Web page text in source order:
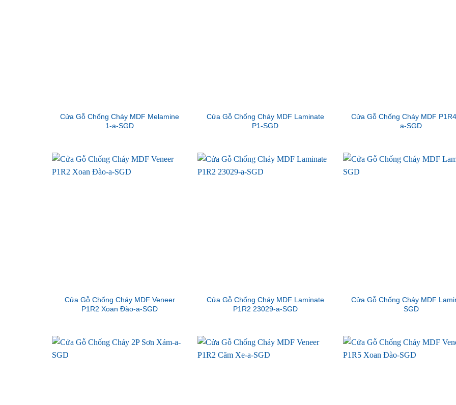
Cửa Gỗ Chống Cháy MDF Melamine
1-a-SGD
Cửa Gỗ Chống Cháy MDF Laminate
P1-SGD
Cửa Gỗ Chống Cháy MDF
a-SGD
Cửa Gỗ Chống Cháy MDF Veneer
P1R2 Xoan Đào-a-SGD
Cửa Gỗ Chống Cháy MDF Laminate
P1R2 23029-a-SGD
Cửa Gỗ Chống Cháy MDF
SGD